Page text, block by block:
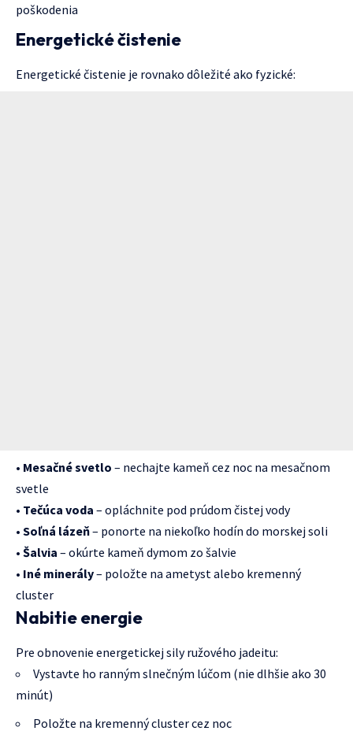
poškodenia
Energetické čistenie
Energetické čistenie je rovnako dôležité ako fyzické:
• Mesačné svetlo – nechajte kameň cez noc na mesačnom
svetle
• Tečúca voda – opláchnite pod prúdom čistej vody
• Soľná lázeň– ponorte na niekoľko hodín do morskej soli
• Šalvia – okúrte kameň dymom zo šalvie
• Iné minerály– položte na ametyst alebo kremenný
cluster
Nabitie energie
Pre obnovenie energetickej sily ružového jadeitu:
Vystavte ho ranným slnečným lúčom (nie dlhšie ako 30
minút)
Položte na kremenný cluster cez noc